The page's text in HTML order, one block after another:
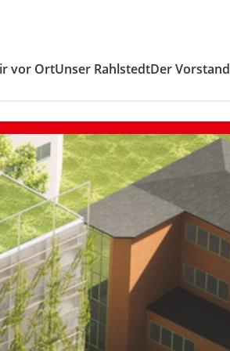
vor OrtUnser RahlstedtDer Vorstand